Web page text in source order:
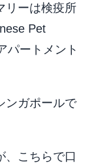
リーは検疫所
Pet
パートメント
ンガポールで
、こちらで口